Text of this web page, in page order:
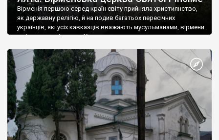
Вірменія першою серед країн світу прийняла християнство,
як державну релігію, й на подив багатьох пересічних
українців, які усіх кавказців вважають мусульманами, вірмени
є відданими вірянами Христа